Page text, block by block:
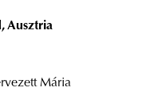
Ausztria
Mária